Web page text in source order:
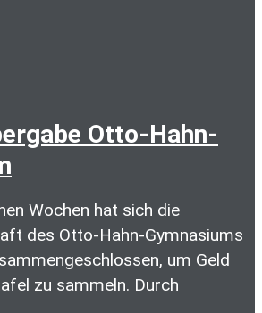
Otto-Hahn-
Wochen hat sich die
des Otto-Hahn-Gymnasiums
um Geld
zu sammeln. Durch